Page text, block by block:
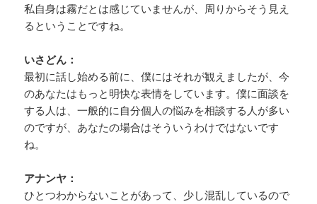
私自身は霧だとは感じていませんが、周りからそう見え
るということですね。
いさどん：
最初に話し始める前に、僕にはそれが観えましたが、今
のあなたはもっと明快な表情をしています。僕に面談を
する人は、一般的に自分個人の悩みを相談する人が多い
のですが、あなたの場合はそういうわけではないです
ね。
アナンヤ：
ひとつわからないことがあって、少し混乱しているので